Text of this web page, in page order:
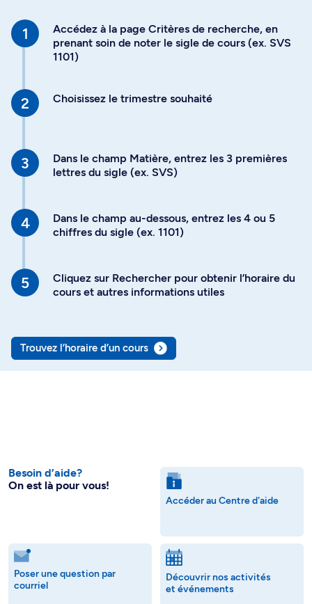
Accédez à la page Critères de recherche, en
prenant soin de noter le sigle de cours (ex. SVS
1101)
Choisissez le trimestre souhaité
Dans le champ Matière, entrez les 3 premières
lettres du sigle (ex. SVS)
Dans le champ au-dessous, entrez les 4 ou 5
chiffres du sigle (ex. 1101)
Cliquez sur Rechercher pour obtenir l’horaire du
cours et autres informations utiles
Trouvez l’horaire d’un cours
Besoin d’aide?
On est là pour vous!
Accéder au Centre d'aide
Poser une question par
courriel
Découvrir nos activités
et événements